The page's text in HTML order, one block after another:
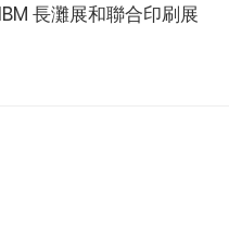
長灘展和聯合印刷展